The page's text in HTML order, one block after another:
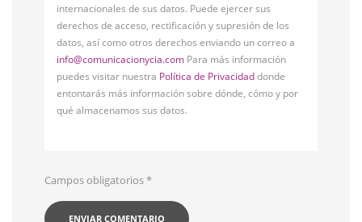
internacionales de sus datos. Puede ejercer sus
derechos de acceso, rectificación y supresión de los
datos, así como otros derechos enviando un correo a
info@comunicacionycia.com Para más información
puedes visitar nuestra Política de Privacidaddonde
entontarás más información sobre dónde, cómo y por
qué almacenamos sus datos.
Campos obligatorios*